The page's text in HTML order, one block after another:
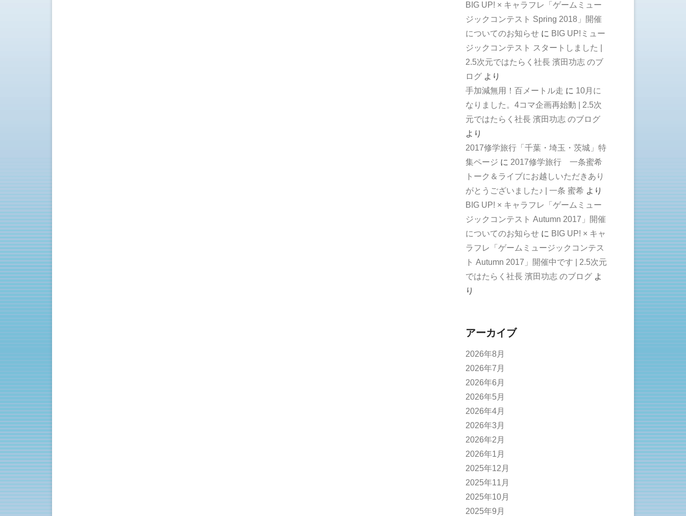
BIG UP! × キャラフレ「ゲームミュー
ジックコンテスト Spring 2018」開催
についてのお知らせ に BIG UP!ミュー
ジックコンテスト スタートしました |
2.5次元ではたらく社長 濱田功志 のブ
ログ より
手加減無用！百メートル走 に 10月に
なりました。4コマ企画再始動 | 2.5次
元ではたらく社長 濱田功志 のブログ
より
2017修学旅行「千葉・埼玉・茨城」特
集ページ に 2017修学旅行 一条蜜希
トーク＆ライブにお越しいただきあり
がとうございました♪ | 一条 蜜希 より
BIG UP! × キャラフレ「ゲームミュー
ジックコンテスト Autumn 2017」開催
についてのお知らせ に BIG UP! × キャ
ラフレ「ゲームミュージックコンテス
ト Autumn 2017」開催中です | 2.5次元
ではたらく社長 濱田功志 のブログ よ
り
アーカイブ
2026年8月
2026年7月
2026年6月
2026年5月
2026年4月
2026年3月
2026年2月
2026年1月
2025年12月
2025年11月
2025年10月
2025年9月